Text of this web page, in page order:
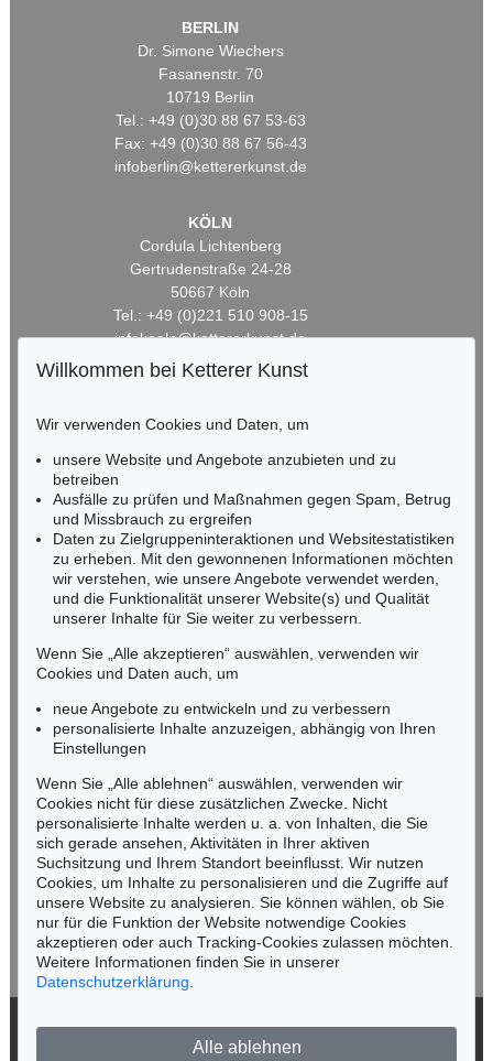
BERLIN
Dr. Simone Wiechers
Fasanenstr. 70
10719 Berlin
Tel.: +49 (0)30 88 67 53-63
Fax: +49 (0)30 88 67 56-43
infoberlin@kettererkunst.de
KÖLN
Cordula Lichtenberg
Gertrudenstraße 24-28
50667 Köln
Tel.: +49 (0)221 510 908-15
infokoeln@kettererkunst.de
HESSEN
Miriam Heß
Tel.: +49 (0)62 21 58 80-038
Fax: +49 (0)62 21 58 80-595
infoheidelberg@kettererkunst.de
NORDDEUTSCHLAND
Nico Kassel, M.A.
Mobil: +49 (0)171 8618661
n.kassel@kettererkunst.de
Keine Auktion mehr verpassen!
Wir informieren Sie rechtzeitig.
Jetzt zum Newsletter anmelden >
Willkommen bei Ketterer Kunst
Wir verwenden Cookies und Daten, um
unsere Website und Angebote anzubieten und zu
betreiben
Ausfälle zu prüfen und Maßnahmen gegen Spam, Betrug
und Missbrauch zu ergreifen
Daten zu Zielgruppeninteraktionen und Websitestatistiken
zu erheben. Mit den gewonnenen Informationen möchten
wir verstehen, wie unsere Angebote verwendet werden,
und die Funktionalität unserer Website(s) und Qualität
unserer Inhalte für Sie weiter zu verbessern.
Wenn Sie „Alle akzeptieren“ auswählen, verwenden wir
Cookies und Daten auch, um
neue Angebote zu entwickeln und zu verbessern
personalisierte Inhalte anzuzeigen, abhängig von Ihren
Einstellungen
Wenn Sie „Alle ablehnen“ auswählen, verwenden wir
Cookies nicht für diese zusätzlichen Zwecke. Nicht
personalisierte Inhalte werden u. a. von Inhalten, die Sie
sich gerade ansehen, Aktivitäten in Ihrer aktiven
Suchsitzung und Ihrem Standort beeinflusst. Wir nutzen
Cookies, um Inhalte zu personalisieren und die Zugriffe auf
unsere Website zu analysieren. Sie können wählen, ob Sie
nur für die Funktion der Website notwendige Cookies
akzeptieren oder auch Tracking-Cookies zulassen möchten.
Weitere Informationen finden Sie in unserer
Datenschutzerklärung
Alle ablehnen